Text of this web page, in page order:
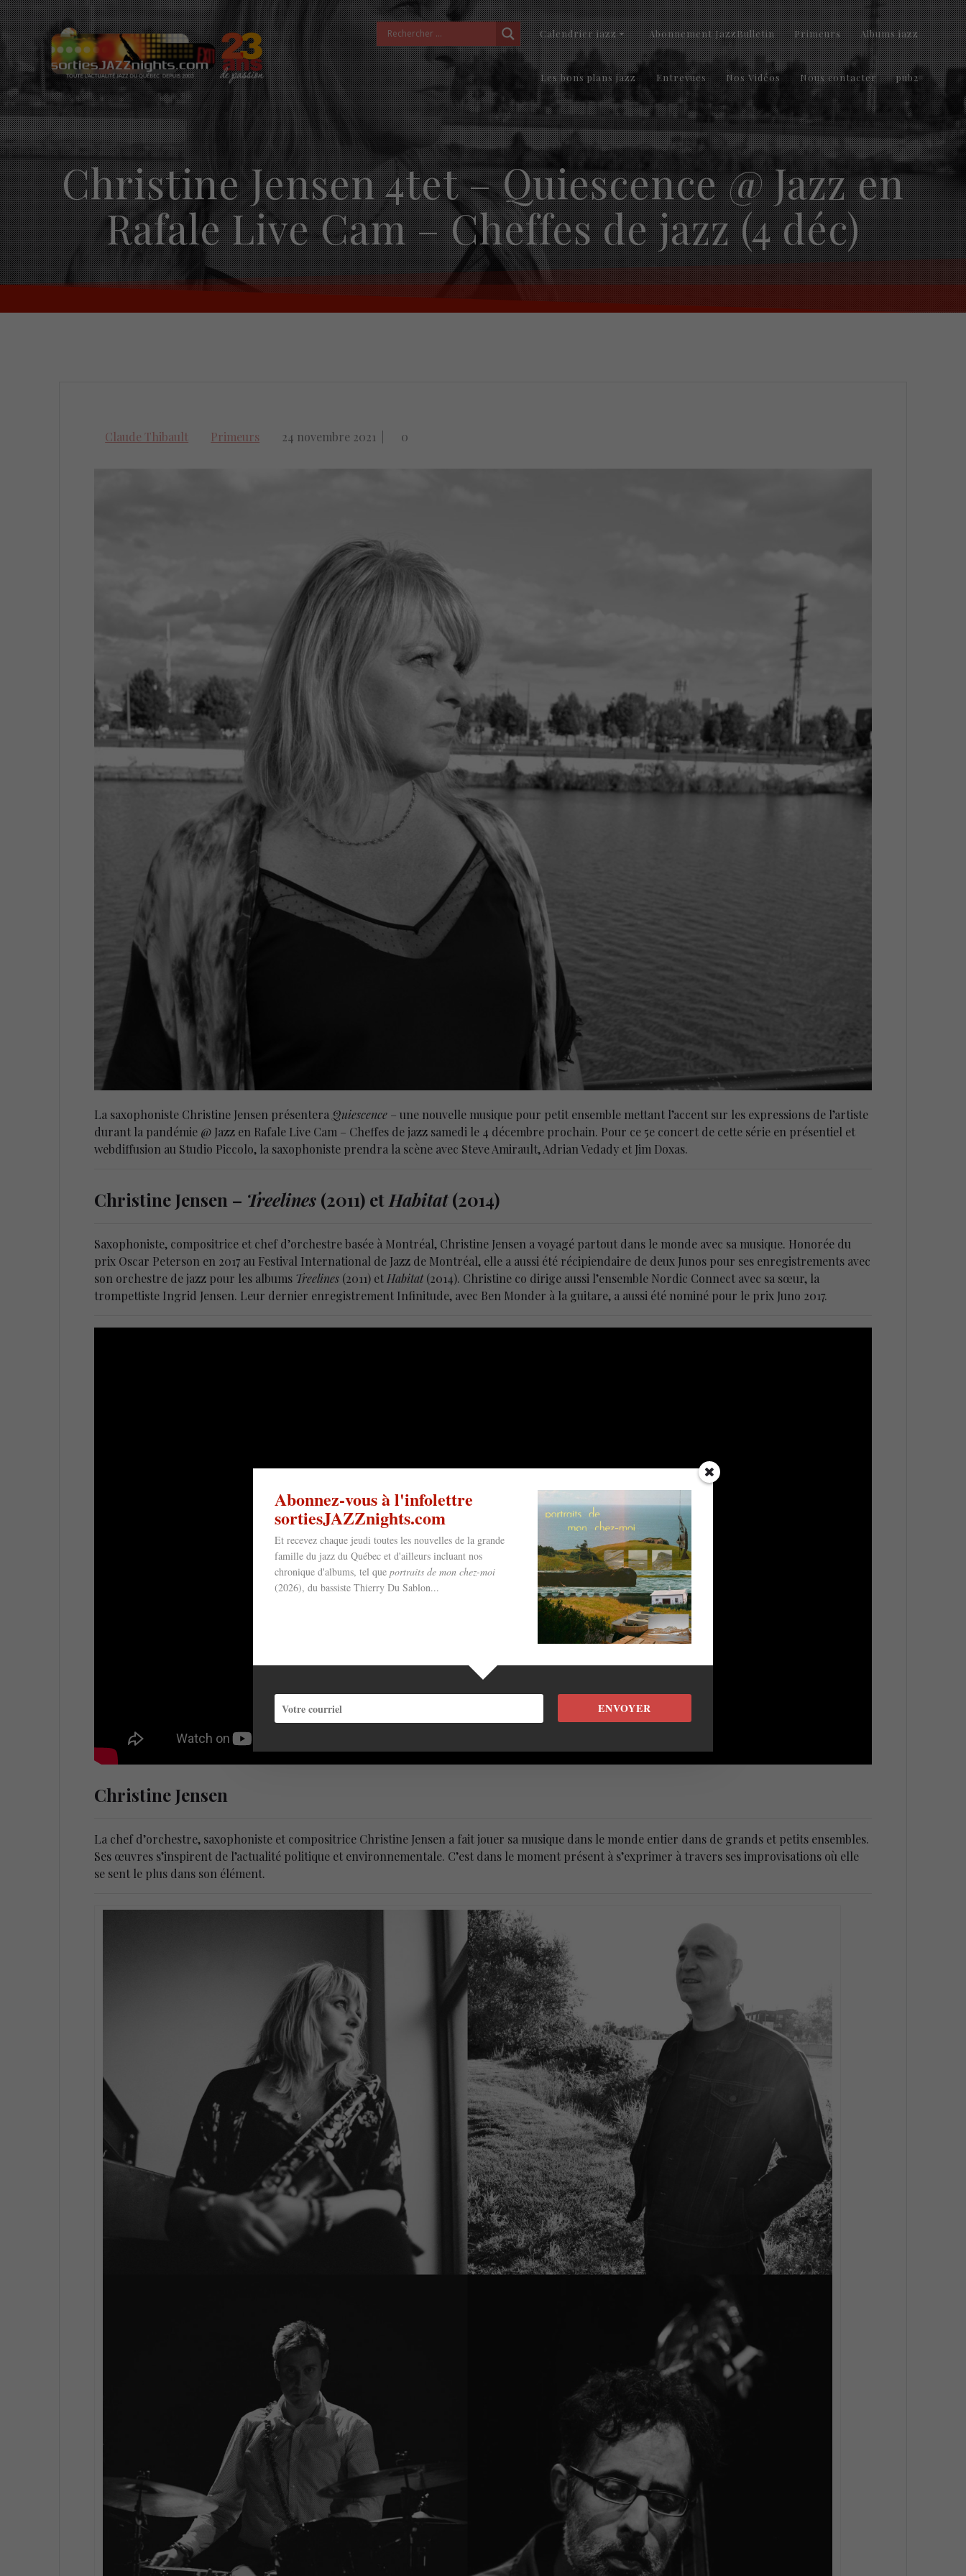
Skip
to
content
Calendrier jazz Abonnement JazzBulletin Primeurs Albums jazz
Les bons plans jazz Entrevues Nos Vidéos Nous contacter pub2
Christine Jensen 4tet – Quiescence @ Jazz en
Rafale Live Cam – Cheffes de jazz (4 déc)
Claude Thibault Primeurs 24 novembre 2021 0
La saxophoniste Christine Jensen présenteraQuiescence – une nouvelle musique pour petit ensemble mettant l’accent sur les expressions de l’artiste
durant la pandémie @ Jazz en Rafale Live Cam – Cheffes de jazz samedi le 4 décembre prochain. Pour ce 5e concert de cette série en présentiel et
webdiffusion au Studio Piccolo, la saxophoniste prendra la scène avec Steve Amirault, Adrian Vedady et Jim Doxas.
Christine Jensen – Treelines (2011) et Habitat(2014)
Saxophoniste, compositrice et chef d’orchestre basée à Montréal, Christine Jensen a voyagé partout dans le monde avec sa musique. Honorée du
prix Oscar Peterson en 2017 au Festival International de Jazz de Montréal, elle a aussi été récipiendaire de deux Junos pour ses enregistrements avec
son orchestre de jazz pour les albums Treelines (2011) et Habitat(2014). Christine co dirige aussi l’ensemble Nordic Connect avec sa sœur, la
trompettiste Ingrid Jensen. Leur dernier enregistrement Infinitude, avec Ben Monder à la guitare, a aussi été nominé pour le prix Juno 2017.
Christine Jensen
La chef d’orchestre, saxophoniste et compositrice Christine Jensen a fait jouer sa musique dans le monde entier dans de grands et petits ensembles.
Ses œuvres s’inspirent de l’actualité politique et environnementale. C’est dans le moment présent à s’exprimer à travers ses improvisations où elle
se sent le plus dans son élément.
Abonnez-vous à l'infolettre
sortiesJAZZnights.com
Et recevez chaque jeudi toutes les nouvelles de la grande
famille du jazz du Québec et d'ailleurs incluant nos
chronique d'albums, tel que portraits de mon chez-moi
(2026), du bassiste Thierry Du Sablon...
ENVOYER